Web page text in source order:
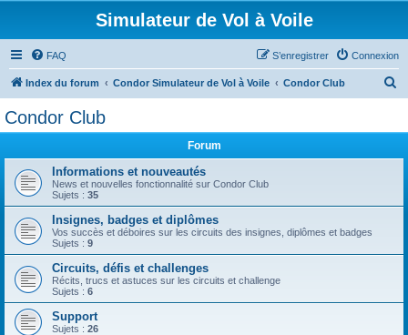
Simulateur de Vol à Voile
FAQ Connexion
S’enregistrer
Index du forum Condor Simulateur de Vol à Voile Condor Club
e
Condor Club
Forum
Informations et nouveautés
News et nouvelles fonctionnalité sur Condor Club
Sujets : 35
Insignes, badges et diplômes
Vos succès et déboires sur les circuits des insignes, diplômes et badges
Sujets : 9
Circuits, défis et challenges
Récits, trucs et astuces sur les circuits et challenge
Sujets : 6
Support
Sujets : 26